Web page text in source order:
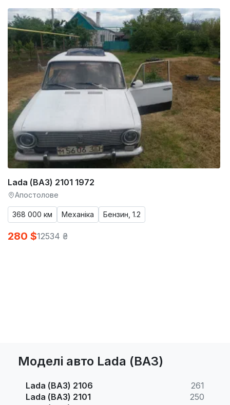
Lada (ВАЗ) 2101 1972
Апостолове
368 000 км Механіка Бензин, 1.2
280 $12534 ₴
Моделі авто Lada (ВАЗ)
Lada (ВАЗ) 2106
261
Lada (ВАЗ) 2101
250